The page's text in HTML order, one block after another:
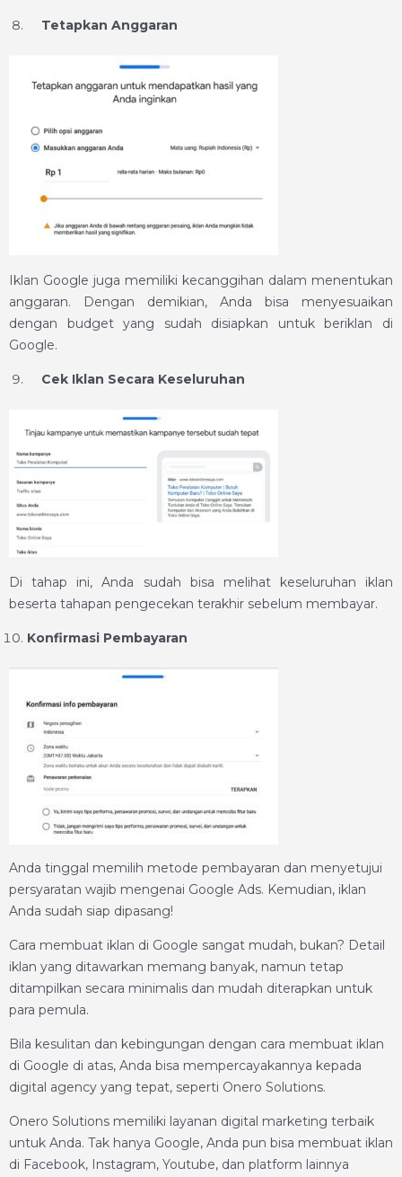
Tetapkan Anggaran
Iklan Google juga memiliki kecanggihan dalam menentukan
anggaran. Dengan demikian, Anda bisa menyesuaikan
dengan budget yang sudah disiapkan untuk beriklan di
Google.
Cek Iklan Secara Keseluruhan
Di tahap ini, Anda sudah bisa melihat keseluruhan iklan
beserta tahapan pengecekan terakhir sebelum membayar.
Konfirmasi Pembayaran
Anda tinggal memilih metode pembayaran dan menyetujui
persyaratan wajib mengenai Google Ads. Kemudian, iklan
Anda sudah siap dipasang!
Cara membuat iklan di Google sangat mudah, bukan? Detail
iklan yang ditawarkan memang banyak, namun tetap
ditampilkan secara minimalis dan mudah diterapkan untuk
para pemula.
Bila kesulitan dan kebingungan dengan cara membuat iklan
di Google di atas, Anda bisa mempercayakannya kepada
digital agency yang tepat, seperti Onero Solutions.
Onero Solutions memiliki layanan digital marketing terbaik
untuk Anda. Tak hanya Google, Anda pun bisa membuat iklan
di Facebook, Instagram, Youtube, dan platform lainnya